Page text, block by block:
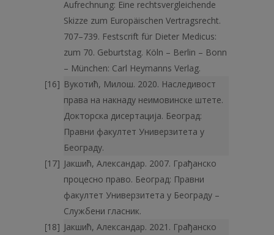
Aufrechnung: Eine rechtsvergleich­ende
Skizze zum Europäischen Vertragsrecht.
707–739. Festscrift für Dieter Medicus:
zum 70. Geburtstag. Köln – Berlin – Bonn
– München: Carl Heymanns Verlag.
Вукотић, Милош. 2020. Наследивост
права на накнаду неимовинске штете.
Докторска дисертација. Београд:
Правни факултет Универзитета у
Београду.
Јакшић, Александар. 2007. Грађанско
процесно право. Београд: Правни
факултет Универзитета у Београду –
Службени гласник.
Јакшић, Александар. 2021. Грађанско